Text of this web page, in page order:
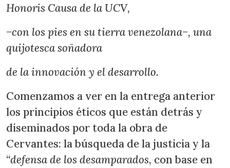
Honoris Causa de la UCV,
−con los pies en su tierra venezolana−, una
quijotesca soñadora
de la innovación y el desarrollo.
Comenzamos a ver en la entrega anterior
los principios éticos que están detrás y
diseminados por toda la obra de
Cervantes: la búsqueda de la justicia y la
“defensa de los desamparados, con base en